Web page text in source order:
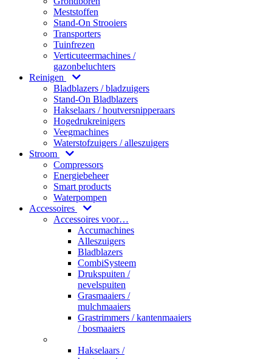
Meststoffen
Stand-On Strooiers
Transporters
Tuinfrezen
Verticuteermachines /
gazonbeluchters
Reinigen
Bladblazers / bladzuigers
Stand-On Bladblazers
Hakselaars / houtversnipperaars
Hogedrukreinigers
Veegmachines
Waterstofzuigers / alleszuigers
Stroom
Compressors
Energiebeheer
Smart products
Waterpompen
Accessoires
Accessoires voor…
Accumachines
Alleszuigers
Bladblazers
CombiSysteem
Drukspuiten /
nevelspuiten
Grasmaaiers /
mulchmaaiers
Grastrimmers / kantenmaaiers
/ bosmaaiers
Hakselaars /